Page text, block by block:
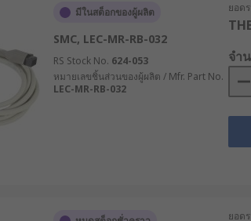
ร์หรือตัวตรวจจับตำแหน่ง เพื่อควบคุมการเ
ำแหน่งเดิมหรือต้องส่งค่าตำแหน่งกลับไปยังชุ
ปรียบเทียบราคา ควบคู่กับคุณสมบัติที่ต้องใช้
ากเป็นรุ่นสำหรับงานหนักหรือใช้งานต่อเนื่
าในระยะยาว
มีในสต็อกของผู้ผลิต
SMC, LEC-MR-RB-032
RS Stock No. 624-053
หมายเลขชิ้นส่วนของผู้ผลิต / Mfr. Part No.
LEC-MR-RB-032
ยอด
จำ
ยอด